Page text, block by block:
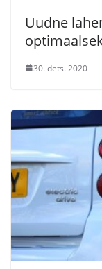
Uudne
30. dets. 2020